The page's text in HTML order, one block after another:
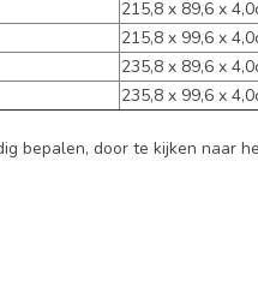
215,8 x 89,6 x
215,8 x 99,6 x
235,8 x 89,6 x
235,8 x 99,6 x
bepalen, door te kijken naar